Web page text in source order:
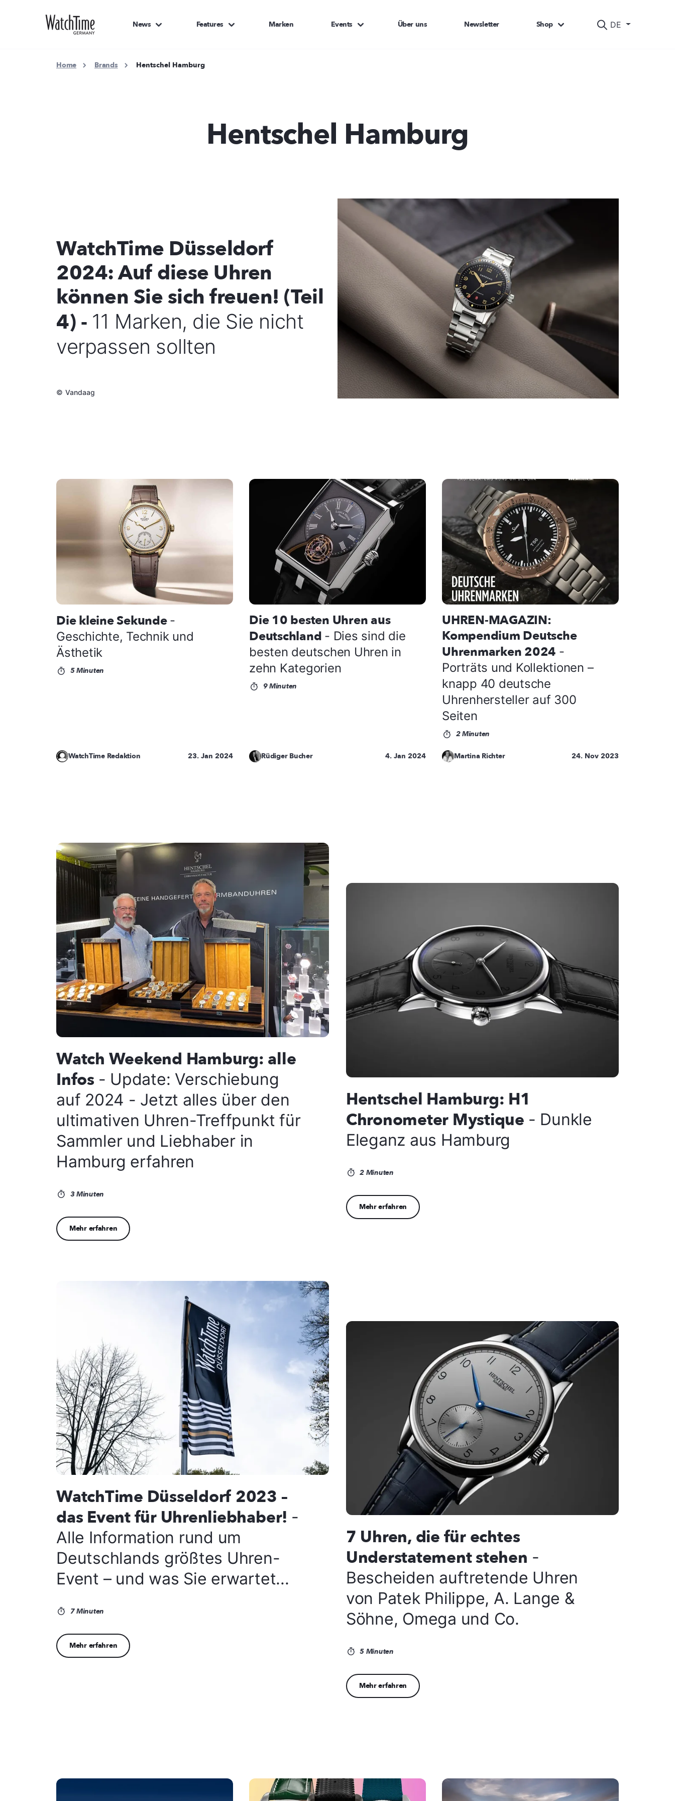
DE
News Features Marken Events Über uns Newsletter Shop
Home Brands Hentschel Hamburg
Hentschel Hamburg
WatchTime Düsseldorf
2024: Auf diese Uhren
können Sie sich freuen! (Teil
4) - 11 Marken, die Sie nicht
verpassen sollten
© Vandaag
Die kleine Sekunde -
Geschichte, Technik und
Ästhetik
5 Minuten
WatchTime Redaktion 23. Jan 2024
Die 10 besten Uhren aus
Deutschland - Dies sind die
besten deutschen Uhren in
zehn Kategorien
9 Minuten
Rüdiger Bucher 4. Jan 2024
UHREN-MAGAZIN:
Kompendium Deutsche
Uhrenmarken 2024 -
Porträts und Kollektionen –
knapp 40 deutsche
Uhrenhersteller auf 300
Seiten
2 Minuten
Martina Richter 24. Nov 2023
Watch Weekend Hamburg: alle
Infos - Update: Verschiebung
auf 2024 - Jetzt alles über den
ultimativen Uhren-Treffpunkt für
Sammler und Liebhaber in
Hamburg erfahren
3 Minuten
Mehr erfahren
Hentschel Hamburg: H1
Chronometer Mystique - Dunkle
Eleganz aus Hamburg
2 Minuten
Mehr erfahren
WatchTime Düsseldorf 2023 –
das Event für Uhrenliebhaber! -
Alle Information rund um
Deutschlands größtes Uhren-
Event – und was Sie erwartet...
7 Minuten
Mehr erfahren
7 Uhren, die für echtes
Understatement stehen -
Bescheiden auftretende Uhren
von Patek Philippe, A. Lange &
Söhne, Omega und Co.
5 Minuten
Mehr erfahren